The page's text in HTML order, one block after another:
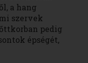
a hang
szervek
pedig
épségét,